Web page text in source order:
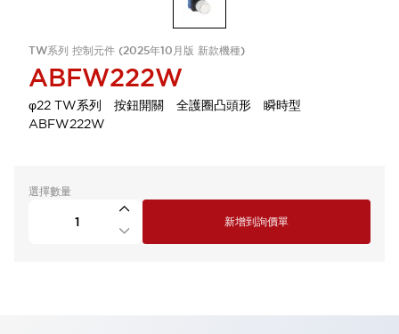
TW系列 控制元件 (2025年10月版 新款機種)
ABFW222W
φ22 TW系列 按鈕開關 全護圈凸頭形 瞬時型
ABFW222W
選擇數量
新增到詢價單